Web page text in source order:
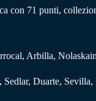
con 71 punti,
Arbilla,
Sedlar, Duarte,